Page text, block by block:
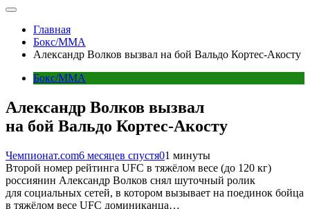
Главная
Бокс/MMA
Александр Волков вызвал на бой Вальдо Кортес-Акосту
Бокс/MMA
Александр Волков вызвал
на бой Вальдо Кортес-Акосту
Чемпионат.com6 месяцев спустя01 минуты
Второй номер рейтинга UFC в тяжёлом весе (до 120 кг)
россиянин Александр Волков снял шуточный ролик
для социальных сетей, в котором вызывает на поединок бойца
в тяжёлом весе UFC доминиканца…